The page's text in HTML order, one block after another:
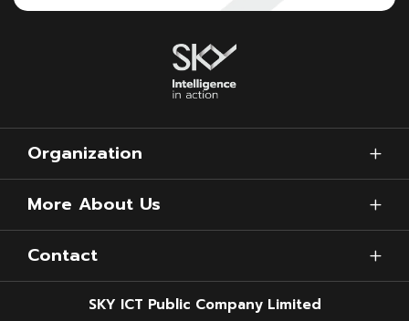
Organization
More About Us
Contact
SKY ICT Public Company Limited